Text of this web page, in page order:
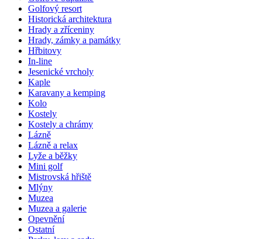
Golfový resort
Historická architektura
Hrady a zříceniny
Hrady, zámky a památky
Hřbitovy
In-line
Jesenické vrcholy
Kaple
Karavany a kemping
Kolo
Kostely
Kostely a chrámy
Lázně
Lázně a relax
Lyže a běžky
Mini golf
Mistrovská hřiště
Mlýny
Muzea
Muzea a galerie
Opevnění
Ostatní